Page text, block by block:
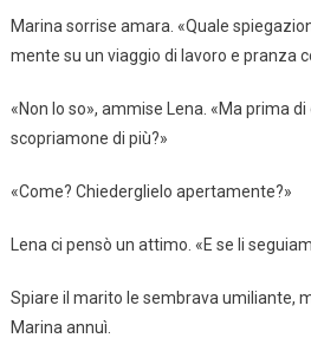
Marina sorrise amara. «Quale
mente su un viaggio di lavoro e pranza
«Non lo so», ammise Lena. «Ma prima
scopriamone di più?»
«Come? Chiederglielo apertamente?»
Lena ci pensò un attimo. «E se li
Spiare il marito le sembrava umiliante,
Marina annuì.